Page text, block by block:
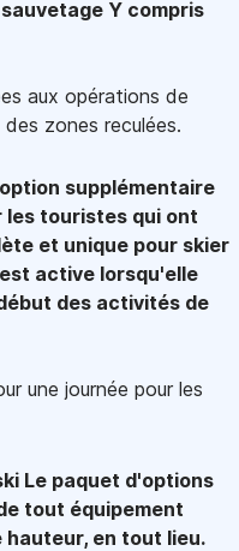
Y compris
aux opérations de
zones reculées.
supplémentaire
les touristes qui ont
et unique pour skier
active lorsqu'elle
des activités de
une journée pour les
Le paquet d'options
tout équipement
en tout lieu.